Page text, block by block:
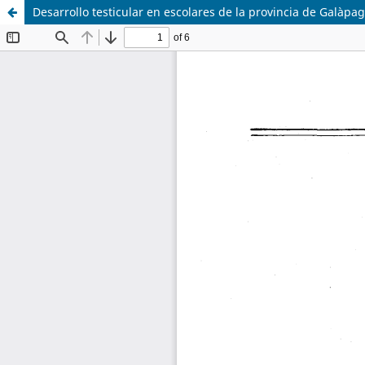
Desarrollo testicular en escolares de la provincia de